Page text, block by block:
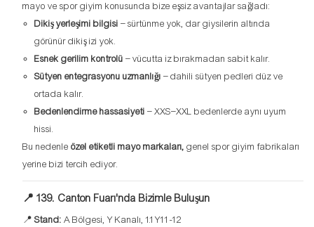
mayo ve spor giyim konusunda bize eşsiz avantajlar sağladı:
Dikiş yerleşimi bilgisi – sürtünme yok, dar giysilerin altında
görünür dikiş izi yok.
Esnek gerilim kontrolü – vücutta iz bırakmadan sabit kalır.
Sütyen entegrasyonu uzmanlığı – dahili sütyen pedleri düz ve
ortada kalır.
Bedenlendirme hassasiyeti – XXS–XXL bedenlerde aynı uyum
hissi.
Bu nedenle özel etiketli mayo markaları, genel spor giyim fabrikaları
yerine bizi tercih ediyor.
📍 139. Canton Fuarı'nda Bizimle Buluşun
📍 Stand: A Bölgesi, Y Kanalı, 1.1Y11-12